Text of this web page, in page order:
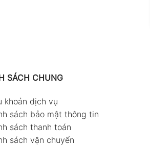
SÁCH CHUNG
khoản dịch vụ
sách bảo mật thông tin
sách thanh toán
sách vận chuyển